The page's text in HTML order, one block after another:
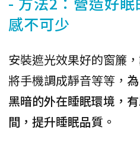
感不可少
安裝遮光效果好的窗簾
將手機調成靜音等等，
黑暗的外在睡眠環境，
間，提升睡眠品質。